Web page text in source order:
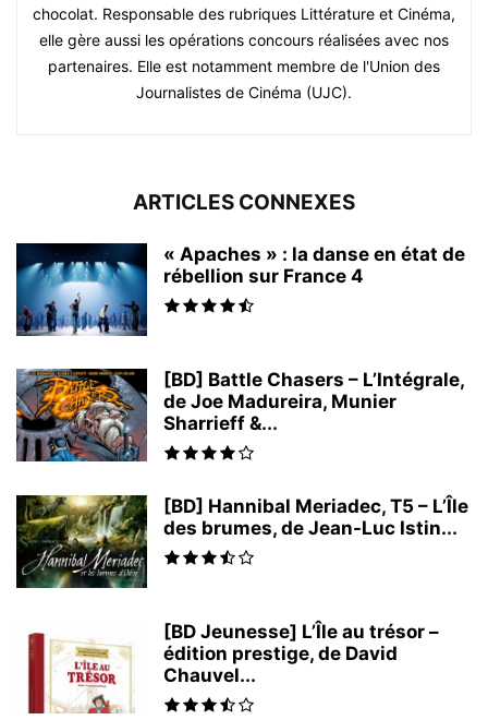
chocolat. Responsable des rubriques Littérature et Cinéma,
elle gère aussi les opérations concours réalisées avec nos
partenaires. Elle est notamment membre de l'Union des
Journalistes de Cinéma (UJC).
ARTICLES CONNEXES
« Apaches » : la danse en état de
rébellion sur France 4
[BD] Battle Chasers – L’Intégrale,
de Joe Madureira, Munier
Sharrieff &...
[BD] Hannibal Meriadec, T5 – L’Île
des brumes, de Jean-Luc Istin...
[BD Jeunesse] L’Île au trésor –
édition prestige, de David
Chauvel...